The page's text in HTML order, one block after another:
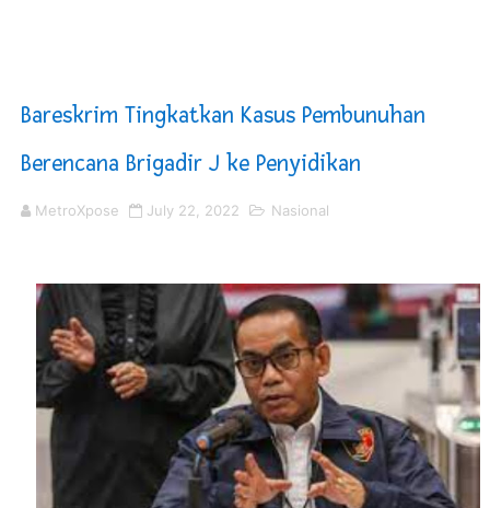
Saadiah Uluputty Buka Pekan Olahraga HUT ke-81 RI
4 Dokter Asal Nias Barat Lulus PPDS di FK USU,
OKU Timur Jalin Komunikasi ke semua Stackholder
Bareskrim Tingkatkan Kasus Pembunuhan
Berencana Brigadir J ke Penyidikan
MetroXpose July 22, 2022 Nasional